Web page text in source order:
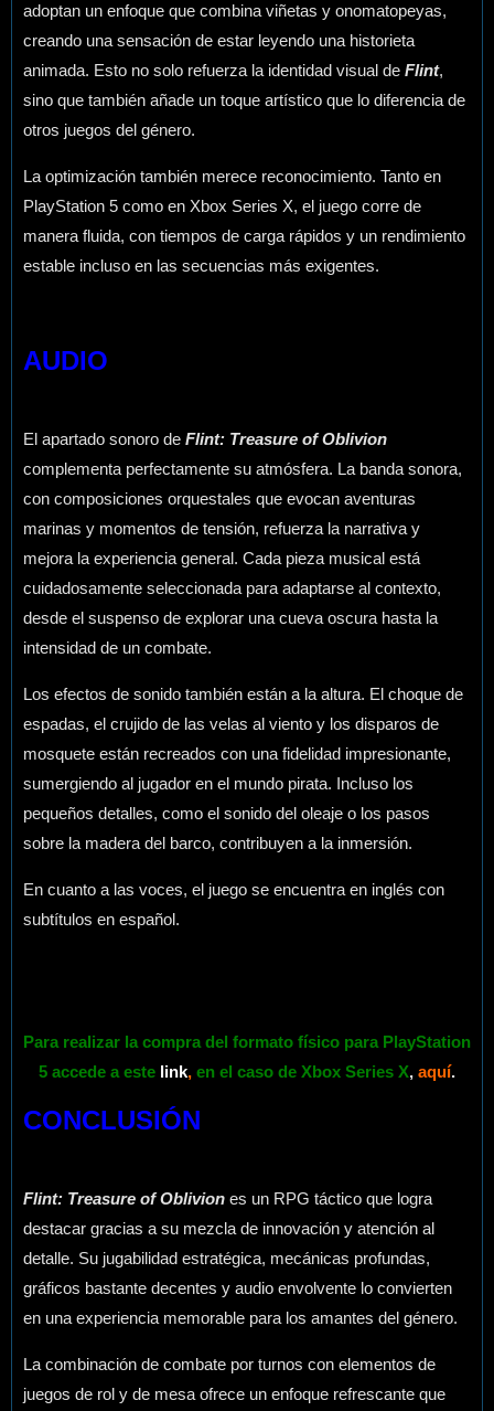
adoptan un enfoque que combina viñetas y onomatopeyas,
creando una sensación de estar leyendo una historieta
animada. Esto no solo refuerza la identidad visual de Flint,
sino que también añade un toque artístico que lo diferencia de
otros juegos del género.
La optimización también merece reconocimiento. Tanto en
PlayStation 5 como en Xbox Series X, el juego corre de
manera fluida, con tiempos de carga rápidos y un rendimiento
estable incluso en las secuencias más exigentes.
AUDIO
El apartado sonoro de Flint: Treasure of Oblivion
complementa perfectamente su atmósfera. La banda sonora,
con composiciones orquestales que evocan aventuras
marinas y momentos de tensión, refuerza la narrativa y
mejora la experiencia general. Cada pieza musical está
cuidadosamente seleccionada para adaptarse al contexto,
desde el suspenso de explorar una cueva oscura hasta la
intensidad de un combate.
Los efectos de sonido también están a la altura. El choque de
espadas, el crujido de las velas al viento y los disparos de
mosquete están recreados con una fidelidad impresionante,
sumergiendo al jugador en el mundo pirata. Incluso los
pequeños detalles, como el sonido del oleaje o los pasos
sobre la madera del barco, contribuyen a la inmersión.
En cuanto a las voces, el juego se encuentra en inglés con
subtítulos en español.
Para realizar la compra del formato físico para PlayStation
5 accede a este link, en el caso de Xbox Series X, aquí.
CONCLUSIÓN
Flint: Treasure of Oblivion es un RPG táctico que logra
destacar gracias a su mezcla de innovación y atención al
detalle. Su jugabilidad estratégica, mecánicas profundas,
gráficos bastante decentes y audio envolvente lo convierten
en una experiencia memorable para los amantes del género.
La combinación de combate por turnos con elementos de
juegos de rol y de mesa ofrece un enfoque refrescante que